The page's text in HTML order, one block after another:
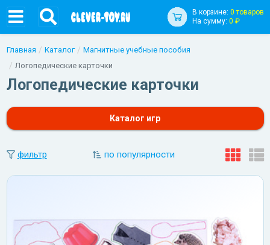
В корзине: 0 товаров
На сумму: 0 ₽
Главная Каталог
Магнитные учебные пособия
Логопедические карточки
Логопедические карточки
Каталог игр
фильтр по популярности